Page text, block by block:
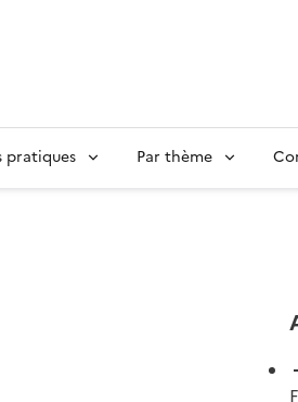
pratiques Par thème